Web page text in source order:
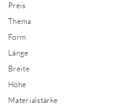
Preis
Thema
Form
Länge
Breite
Höhe
Materialstärke